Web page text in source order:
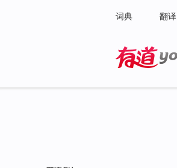
词典 翻译